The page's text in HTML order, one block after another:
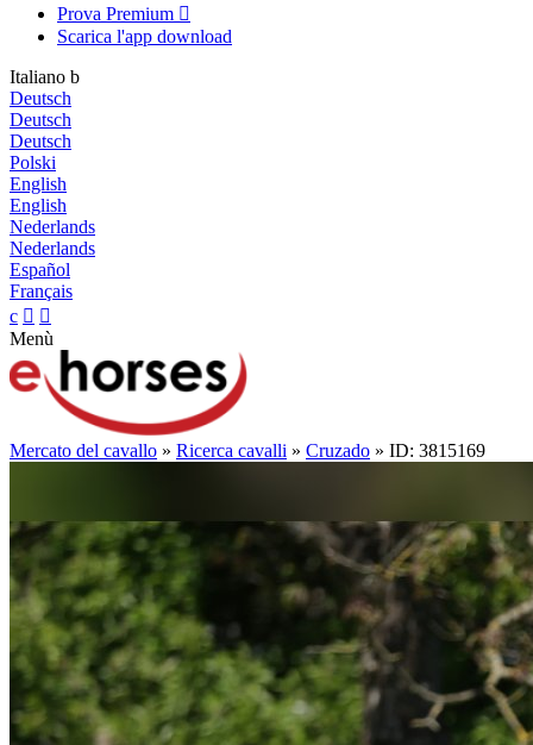
Prova Premium 
Scarica l'app download
Italiano b
Deutsch
Deutsch
Deutsch
Polski
English
English
Nederlands
Nederlands
Español
Français
c  
Menù
Mercato del cavallo » Ricerca cavalli » Cruzado » ID: 3815169